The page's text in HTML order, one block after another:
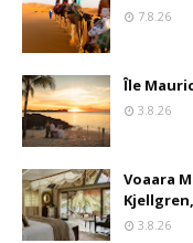
7.8.26
Île
3.8.26
Voaara
3.8.26